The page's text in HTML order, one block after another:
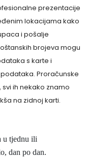
prezentacije
lokacijama kako
i pošalje
brojeva mogu
s karte i
Proračunske
ih nekako znamo
na zidnoj karti.
u tjednu ili
dan po dan.